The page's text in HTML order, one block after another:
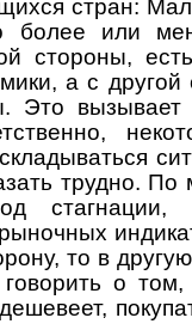
стран:
более или
стороны,
а с
Это вызывает
трудно.
то в
о